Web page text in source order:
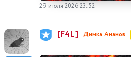
29 июля 2026 23:52
[F4L] Димка Ананов